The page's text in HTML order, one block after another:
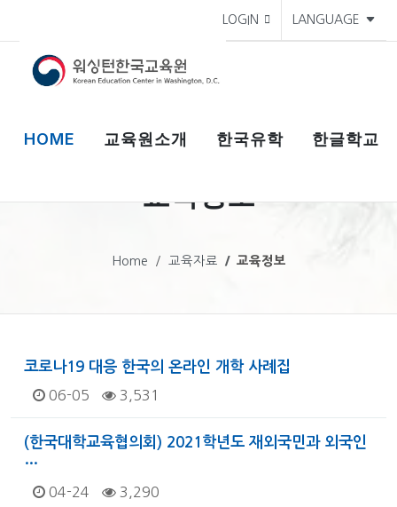
LOGIN LANGUAGE
HOME 교육원소개 한국유학 한글학교
교육정보
Home 교육자료 교육정보
코로나19 대응 한국의 온라인 개학 사례집
06-05 3,531
(한국대학교육협의회) 2021학년도 재외국민과 외국인
…
04-24 3,290